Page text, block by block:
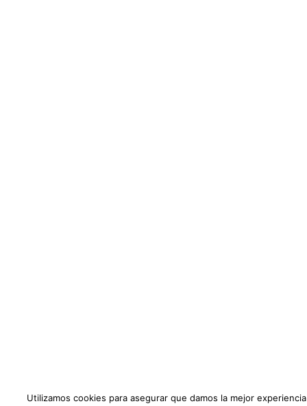
Utilizamos cookies para asegurar que damos la mejor